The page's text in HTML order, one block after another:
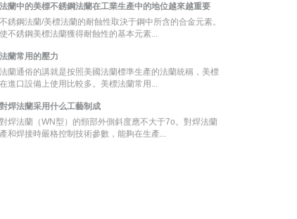
蘭中的美標不銹鋼法蘭在工業生產中的地位越來越重要
銹鋼法蘭/美標法蘭的耐蝕性取決于鋼中所含的合金元素。
不銹鋼美標法蘭獲得耐蝕性的基本元素...
蘭常用的壓力
蘭通俗的講就是按照美國法蘭標準生產的法蘭統稱，美標
進口設備上使用比較多。美標法蘭常用...
焊法蘭采用什么工藝制成
焊法蘭（WN型）的頸部外側斜度應不大于7o。對焊法蘭
和焊接時嚴格控制技術參數，能夠在生產...